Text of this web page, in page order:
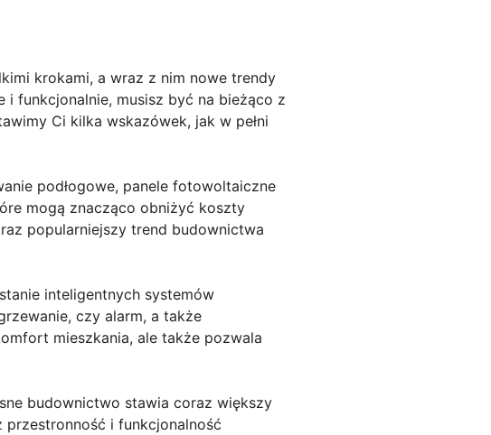
krokami, a wraz z nim nowe trendy
funkcjonalnie, musisz być na bieżąco z
Ci kilka wskazówek, jak w pełni
podłogowe, panele fotowoltaiczne
mogą znacząco obniżyć koszty
popularniejszy trend budownictwa
inteligentnych systemów
czy alarm, a także
mieszkania, ale także pozwala
budownictwo stawia coraz większy
przestronność i funkcjonalność